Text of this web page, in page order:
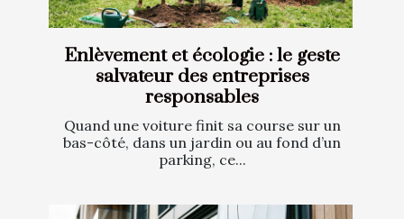
Enlèvement et écologie : le geste
salvateur des entreprises
responsables
Quand une voiture finit sa course sur un
bas-côté, dans un jardin ou au fond d’un
parking, ce...